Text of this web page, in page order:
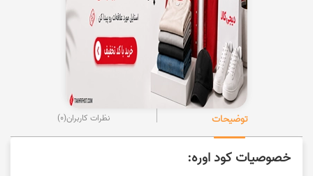
توضیحات نظرات کاربران(0)
خصوصیات کود اوره: